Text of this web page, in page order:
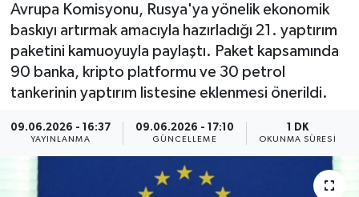
Avrupa Komisyonu, Rusya'ya yönelik ekonomik
baskıyı artırmak amacıyla hazırladığı 21. yaptırım
paketini kamuoyuyla paylaştı. Paket kapsamında
90 banka, kripto platformu ve 30 petrol
tankerinin yaptırım listesine eklenmesi önerildi.
09.06.2026 - 16:37
YAYINLANMA
09.06.2026 - 17:10
GÜNCELLEME
1 DK
OKUNMA SÜRESI
Sağlık
Si̇yaset
Spor
Yaşam
Son Dakika Haberleri
Haber Arşivi